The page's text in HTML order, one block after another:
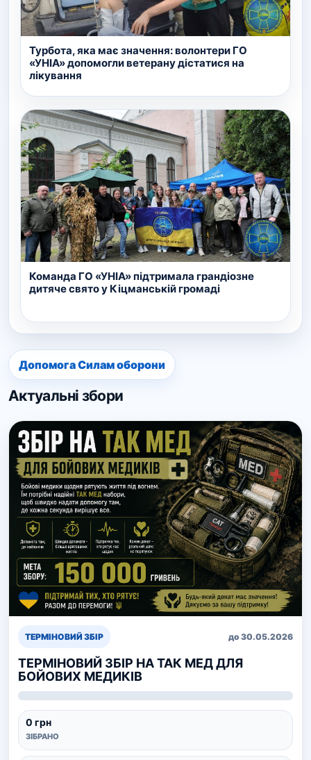
Турбота, яка має значення: волонтери ГО
«УНІА» допомогли ветерану дістатися на
лікування
Команда ГО «УНІА» підтримала грандіозне
дитяче свято у Кіцманській громаді
Допомога Силам оборони
Актуальні збори
ТЕРМІНОВИЙ ЗБІР до 30.05.2026
ТЕРМІНОВИЙ ЗБІР НА ТАК МЕД ДЛЯ
БОЙОВИХ МЕДИКІВ
0 грн
ЗІБРАНО